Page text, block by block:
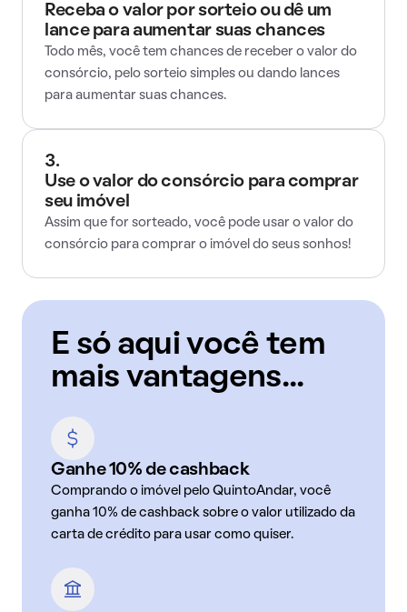
Receba o valor por sorteio ou dê um
lance para aumentar suas chances
Todo mês, você tem chances de receber o valor do
consórcio, pelo sorteio simples ou dando lances
para aumentar suas chances.
3.
Use o valor do consórcio para comprar
seu imóvel
Assim que for sorteado, você pode usar o valor do
consórcio para comprar o imóvel do seus sonhos!
E só aqui você tem
mais vantagens...
Ganhe 10% de cashback
Comprando o imóvel pelo QuintoAndar, você
ganha 10% de cashback sobre o valor utilizado da
carta de crédito para usar como quiser.